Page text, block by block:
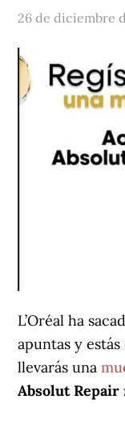
26 de diciembre
L’Oréal ha
apuntas y
llevarás una
Absolut Repair